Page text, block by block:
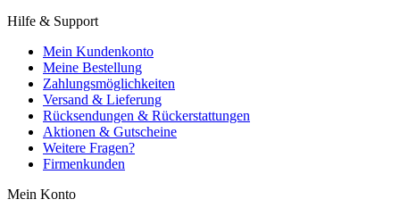
Hilfe & Support
Mein Kundenkonto
Meine Bestellung
Zahlungsmöglichkeiten
Versand & Lieferung
Rücksendungen & Rückerstattungen
Aktionen & Gutscheine
Weitere Fragen?
Firmenkunden
Mein Konto